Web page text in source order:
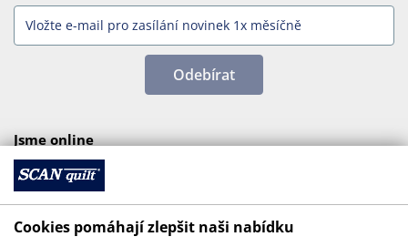
Odebírat
Jsme online
Cookies pomáhají zlepšit naši nabídku